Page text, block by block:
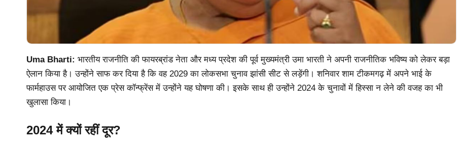
Uma Bharti: भारतीय राजनीति की फायरब्रांड नेता और मध्य प्रदेश की पूर्व मुख्यमंत्री उमा भारती ने अपनी राजनीतिक भविष्य को लेकर बड़ा
ऐलान किया है। उन्होंने साफ कर दिया है कि वह 2029 का लोकसभा चुनाव झांसी सीट से लड़ेंगी। शनिवार शाम टीकमगढ़ में अपने भाई के
फार्महाउस पर आयोजित एक प्रेस कॉन्फ्रेंस में उन्होंने यह घोषणा की। इसके साथ ही उन्होंने 2024 के चुनावों में हिस्सा न लेने की वजह का भी
खुलासा किया।
2024 में क्यों रहीं दूर?